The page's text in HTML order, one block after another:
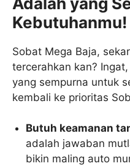
Kebutuhanmu!
Sobat Mega Baja,
tercerahkan kan?
yang sempurna untuk
kembali ke prioritas
Butuh keamanan
adalah jawaban
bikin maling auto